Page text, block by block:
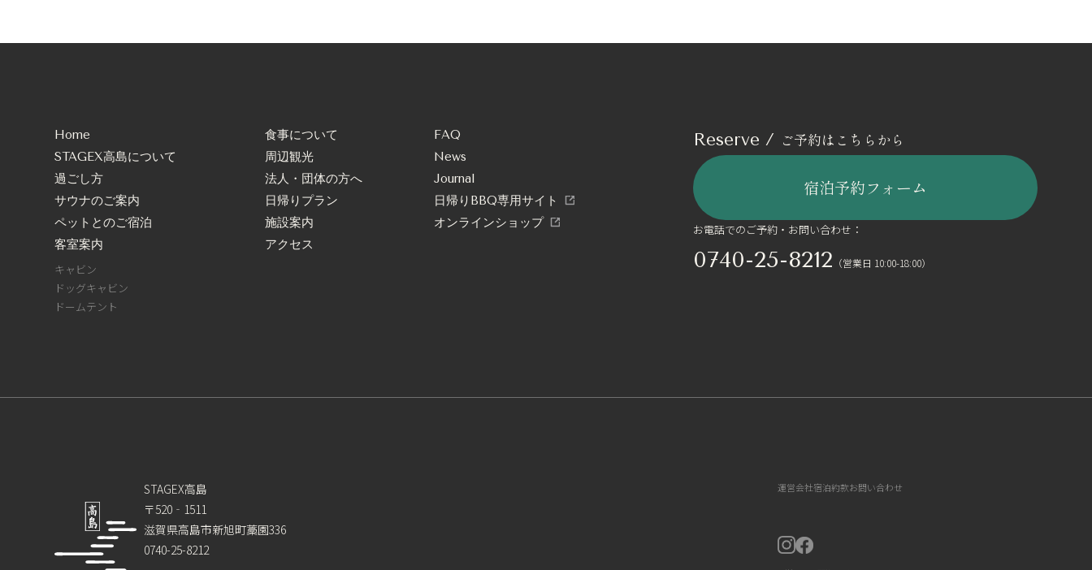
Home
STAGEX高島について
過ごし方
サウナのご案内
ペットとのご宿泊
客室案内
キャビン
ドッグキャビン
ドームテント
食事について
周辺観光
法人・団体の方へ
日帰りプラン
施設案内
アクセス
FAQ
News
Journal
日帰りBBQ専用サイト
オンラインショップ
Reserve / ご予約はこちらから
宿泊予約フォーム
お電話でのご予約・お問い合わせ：
0740-25-8212 （営業日 10:00-18:00）
STAGEX高島
〒520‐1511
滋賀県高島市新旭町藁園336
0740-25-8212
運営会社宿泊約款お問い合わせ